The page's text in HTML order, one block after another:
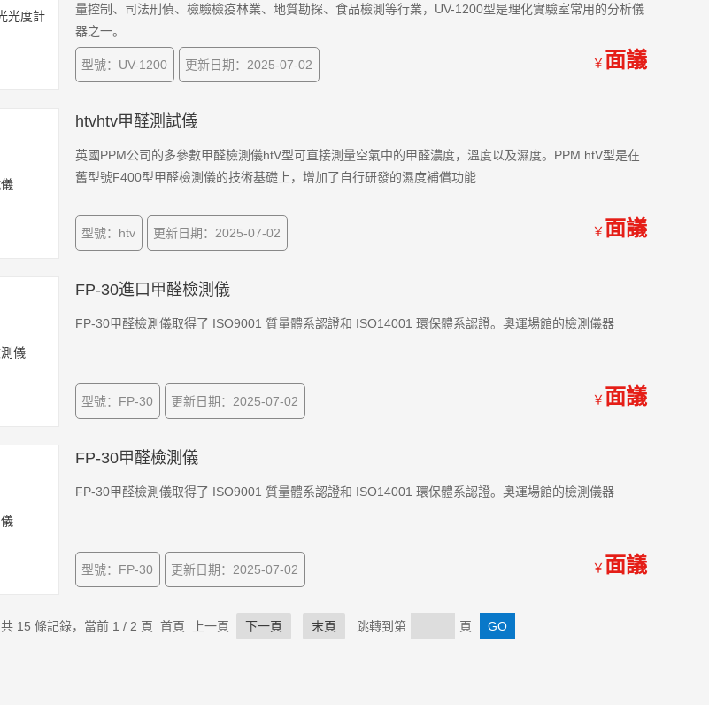
量控制、司法刑偵、檢驗檢疫林業、地質勘探、食品檢測等行業，UV-1200型是理化實驗室常用的分析儀
器之一。
型號：UV-1200 更新日期：2025-07-02 ￥ 面議
htvhtv甲醛測試儀
英國PPM公司的多參數甲醛檢測儀htV型可直接測量空氣中的甲醛濃度，溫度以及濕度。PPM htV型是在
舊型號F400型甲醛檢測儀的技術基礎上，增加了自行研發的濕度補償功能
型號：htv 更新日期：2025-07-02 ￥ 面議
FP-30進口甲醛檢測儀
FP-30甲醛檢測儀取得了 ISO9001 質量體系認證和 ISO14001 環保體系認證。奧運場館的檢測儀器
型號：FP-30 更新日期：2025-07-02 ￥ 面議
FP-30甲醛檢測儀
FP-30甲醛檢測儀取得了 ISO9001 質量體系認證和 ISO14001 環保體系認證。奧運場館的檢測儀器
型號：FP-30 更新日期：2025-07-02 ￥ 面議
共 15 條記錄，當前 1 / 2 頁 首頁 上一頁 下一頁 末頁 跳轉到第 頁